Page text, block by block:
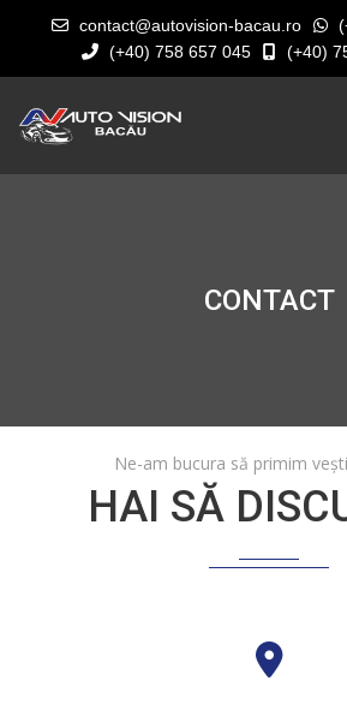
contact@autovision-bacau.ro
(+40) 758 657 045
(+40)
CONTACT
Ne-am bucura să primim
HAI SĂ